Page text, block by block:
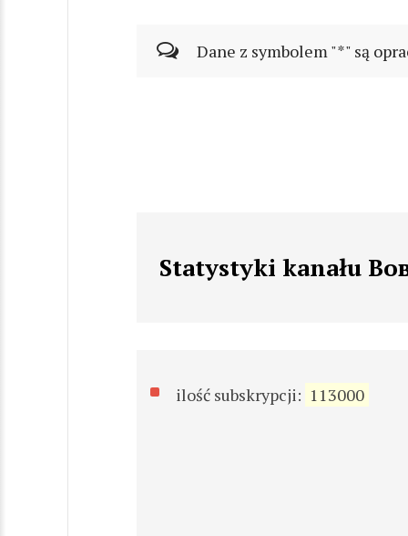
Dane z symbolem "*" są
Statystyki kanału
ilość subskrypcji: 113000